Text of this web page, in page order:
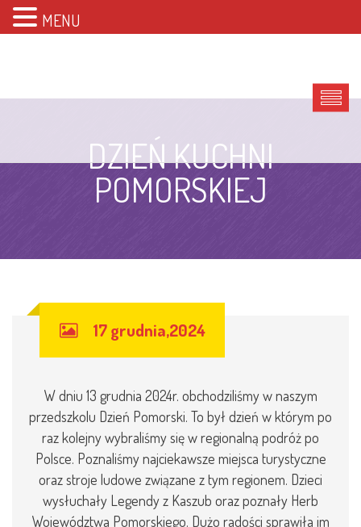
DZIEŃ KUCHNI
POMORSKIEJ
17 grudnia,2024
W dniu 13 grudnia 2024r. obchodziliśmy w naszym
przedszkolu Dzień Pomorski. To był dzień w którym po
raz kolejny wybraliśmy się w regionalną podróż po
Polsce. Poznaliśmy najciekawsze miejsca turystyczne
oraz stroje ludowe związane z tym regionem. Dzieci
wysłuchały Legendy z Kaszub oraz poznały Herb
Województwa Pomorskiego. Dużo radości sprawiła im
MENU